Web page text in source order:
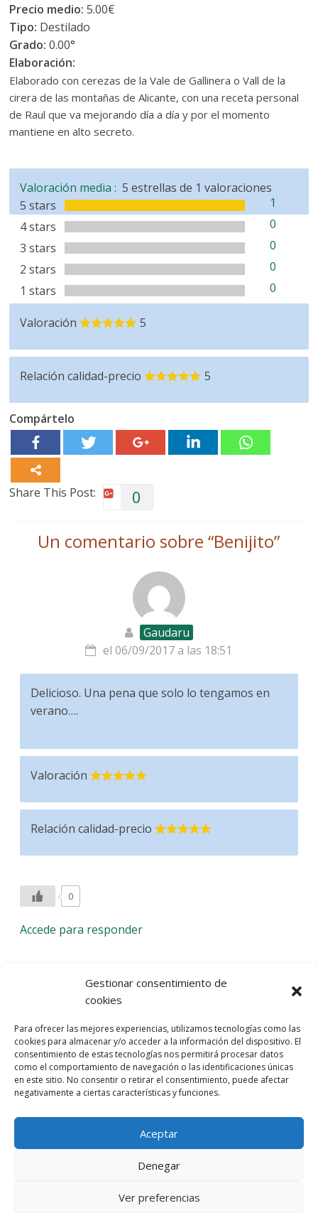
Gestionar consentimiento de
cookies
Para ofrecer las mejores experiencias, utilizamos tecnologías como las
cookies para almacenar y/o acceder a la información del dispositivo. El
consentimiento de estas tecnologías nos permitirá procesar datos
como el comportamiento de navegación o las identificaciones únicas
en este sitio. No consentir o retirar el consentimiento, puede afectar
negativamente a ciertas características y funciones.
Aceptar
Denegar
Ver preferencias
Precio medio:5.00€
Tipo: Destilado
Grado:0.00°
Elaboración:
Elaborado con cerezas de la Vale de Gallinera o Vall de la
cirera de las montañas de Alicante, con una receta personal
de Raul que va mejorando día a día y por el momento
mantiene en alto secreto.
Valoración media :
5 stars
1
4 stars
0
3 stars
0
2 stars
0
1 stars
0
5 estrellas de 1 valoraciones
Valoración 5
Relación calidad-precio 5
Compártelo
Share This Post: 0
Un comentario sobre “Benijito”
Gaudaru
el 06/09/2017 a las 18:51
Delicioso. Una pena que solo lo tengamos en
verano….
Valoración
Relación calidad-precio
0
Accede para responder
Deja una respuesta
comentario.
Entra con tu red social
He leído y acepto laPolítica de Privacidad